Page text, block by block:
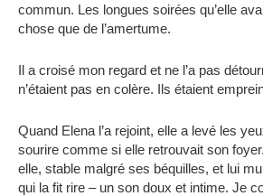
commun. Les longues soirées qu’elle
chose que de l’amertume.
Il a croisé mon regard et ne l’a pas
n’étaient pas en colère. Ils étaient
Quand Elena l’a rejoint, elle a levé les
sourire comme si elle retrouvait son
elle, stable malgré ses béquilles, et lui
qui la fit rire – un son doux et intime. Je